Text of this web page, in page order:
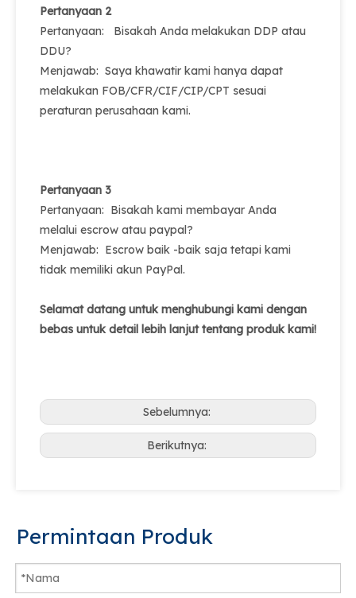
Pertanyaan 2
Pertanyaan: Bisakah Anda melakukan DDP atau
DDU?
Menjawab: Saya khawatir kami hanya dapat
melakukan FOB/CFR/CIF/CIP/CPT sesuai
peraturan perusahaan kami.
Pertanyaan 3
Pertanyaan: Bisakah kami membayar Anda
melalui escrow atau paypal?
Menjawab: Escrow baik -baik saja tetapi kami
tidak memiliki akun PayPal.
Selamat datang untuk menghubungi kami dengan
bebas untuk detail lebih lanjut tentang produk kami!
Sebelumnya:
Berikutnya:
Permintaan Produk